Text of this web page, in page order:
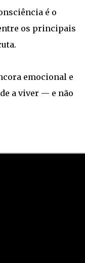
é o
os principais
emocional e
a viver — e não